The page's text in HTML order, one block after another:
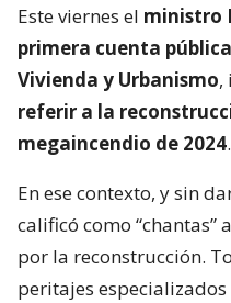
Este viernes el ministro
primera cuenta
Vivienda y Urbanismo,
referir a la
megaincendio de 2024.
En ese contexto, y sin
calificó como “chantas”
por la reconstrucción.
peritajes